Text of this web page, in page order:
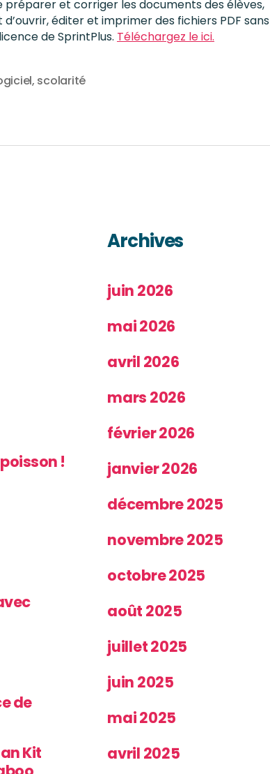
préparer et corriger les documents des élèves,
éditer et imprimer des fichiers PDF sans
de SprintPlus. Téléchargez le ici.
, scolarité
!
de
Kit
Archives
juin 2026
mai 2026
avril 2026
mars 2026
février 2026
janvier 2026
décembre 2025
novembre 2025
octobre 2025
août 2025
juillet 2025
juin 2025
mai 2025
avril 2025